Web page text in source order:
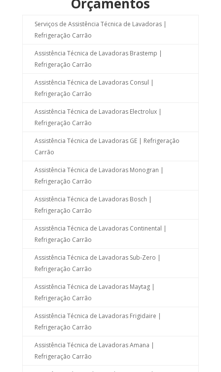
Serviços de Assistência Técnica de Lavadoras |
Refrigeração Carrão
Assistência Técnica de Lavadoras Brastemp |
Refrigeração Carrão
Assistência Técnica de Lavadoras Consul |
Refrigeração Carrão
Assistência Técnica de Lavadoras Electrolux |
Refrigeração Carrão
Assistência Técnica de Lavadoras GE | Refrigeração
Carrão
Assistência Técnica de Lavadoras Monogran |
Refrigeração Carrão
Assistência Técnica de Lavadoras Bosch |
Refrigeração Carrão
Assistência Técnica de Lavadoras Continental |
Refrigeração Carrão
Assistência Técnica de Lavadoras Sub-Zero |
Refrigeração Carrão
Assistência Técnica de Lavadoras Maytag |
Refrigeração Carrão
Assistência Técnica de Lavadoras Frigidaire |
Refrigeração Carrão
Assistência Técnica de Lavadoras Amana |
Refrigeração Carrão